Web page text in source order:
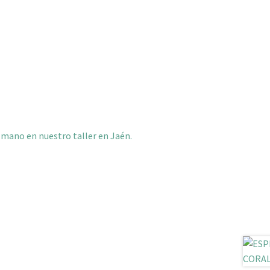
en nuestro taller en Jaén.